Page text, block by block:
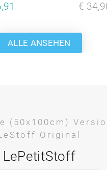
€
ALLE ANSEHEN
(50x100cm)
Original
LePetitStoff